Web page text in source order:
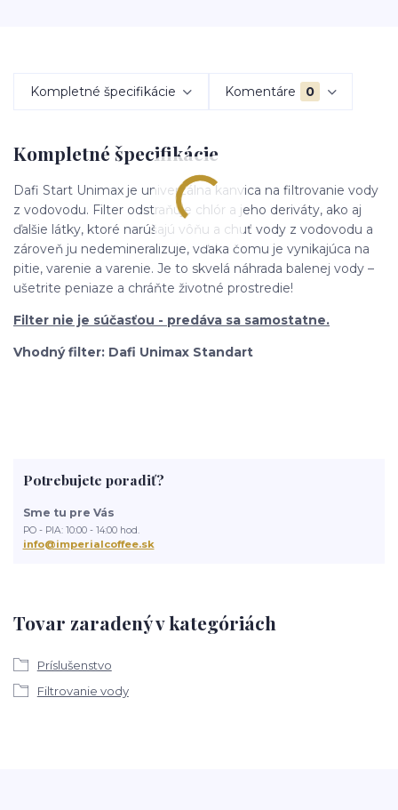
Kompletné špecifikácie Komentáre 0
Kompletné špecifikácie
Dafi Start Unimax je univerzálna kanvica na filtrovanie vody
z vodovodu. Filter odstraňuje chlór a jeho deriváty, ako aj
ďalšie látky, ktoré narúšajú vôňu a chuť vody z vodovodu a
zároveň ju nedemineralizuje, vďaka čomu je vynikajúca na
pitie, varenie a varenie. Je to skvelá náhrada balenej vody –
ušetrite peniaze a chráňte životné prostredie!
Filter nie je súčasťou - predáva sa samostatne.
Vhodný filter: Dafi Unimax Standart
Tovar zaradený v kategóriách
Príslušenstvo
Filtrovanie vody
Potrebujete poradiť?
Sme tu pre Vás
PO - PIA: 10:00 - 14:00 hod.
info@imperialcoffee.sk